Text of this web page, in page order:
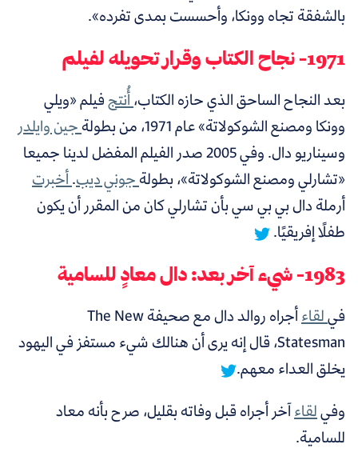
بالشفقة تجاه وونكا، وأحسست بمدى تفرده».
1971- نجاح الكتاب وقرار تحويله لفيلم
بعد النجاح الساحق الذي حازه الكتاب،أُنتجفيلم «ويلي
وونكا ومصنع الشوكولاتة» عام 1971، من بطولة
جين وايلدر
وسيناريو دال. وفي 2005 صدر الفيلم المفضل لدينا جميعا
«تشارلي ومصنع الشوكولاتة»، بطولةجوني ديب.أخبرت
أرملة دال بي بي سي بأنتشارلي كان من المقرر أن يكون
طفلًا إفريقيًا.
1983- شيء آخر بعد: دال معادٍ للسامية
فيلقاءأجراه روالد دال مع صحيفةThe New
Statesman، قال إنه يرى أن هنالك شيء مستفز في اليهود
يخلق العداء معهم.
وفيلقاءآخر أجراه قبل وفاته بقليل، صرح بأنه معاد
للسامية.